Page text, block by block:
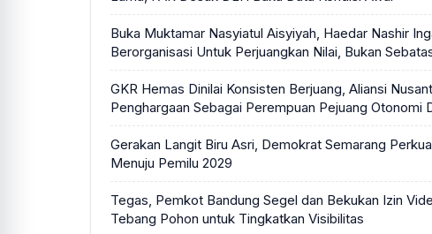
Buka Muktamar Nasyiatul Aisyiyah, Haedar Nashir
Berorganisasi Untuk Perjuangkan Nilai, Bukan
GKR Hemas Dinilai Konsisten Berjuang, Aliansi
Penghargaan Sebagai Perempuan Pejuang Otonomi
Gerakan Langit Biru Asri, Demokrat Semarang
Menuju Pemilu 2029
Tegas, Pemkot Bandung Segel dan Bekukan Izin
Tebang Pohon untuk Tingkatkan Visibilitas